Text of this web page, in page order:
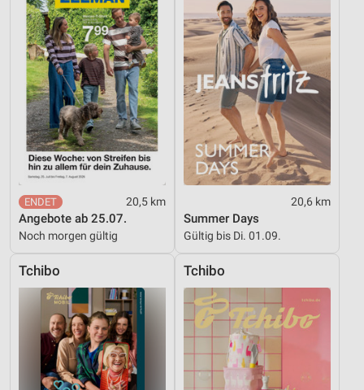
20,5 km
Angebote ab 25.07.
Noch morgen gültig
20,6 km
Summer Days
Gültig bis Di. 01.09.
Tchibo Tchibo